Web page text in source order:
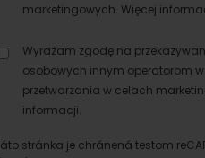
marketingowych. Więcej
Wyrażam zgodę na
osobowych innym operatorom
przetwarzania w celach
informacji.
stránka je chránená testom